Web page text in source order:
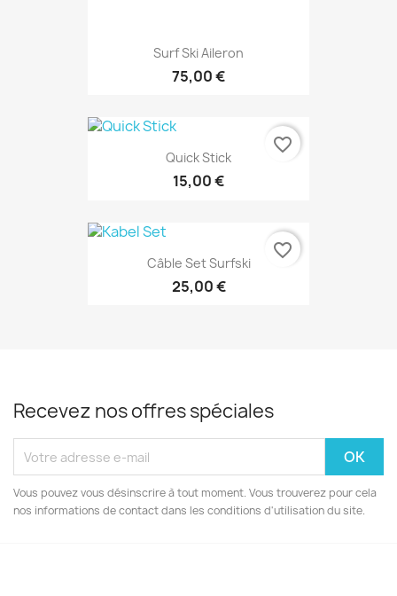
Surf Ski Aileron
75,00 €
Quick Stick
15,00 €
favorite_border
Câble Set Surfski
25,00 €
favorite_border
Recevez nos offres spéciales
Vous pouvez vous désinscrire à tout moment. Vous trouverez pour cela
nos informations de contact dans les conditions d'utilisation du site.